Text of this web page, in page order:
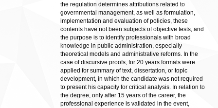
the regulation determines attributions related to
governmental management, as well as formulation,
implementation and evaluation of policies, these
contents have not been subjects of objective tests, and
the purpose is to identify professionals with broad
knowledge in public administration, especially
theoretical models and administrative reforms. In the
case of discursive proofs, for 20 years formats were
applied for summary of text, dissertation, or topic
development, in which the candidate was not required
to present his capacity for critical analysis. In relation to
the degree, only after 15 years of the career, the
professional experience is validated in the event,